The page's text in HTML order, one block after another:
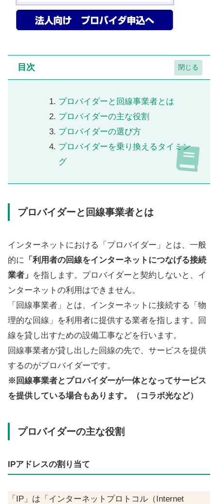
目次
プロバイダーと回線事業者とは
プロバイダーの主な役割
プロバイダーの選び方
プロバイダーを乗り換えるタイミン
グ
プロバイダーと回線事業者とは
インターネットにおける「プロバイダー」とは、一般
的に 「利用者の回線をインターネットにつなげる接続
業者」 を指します。プロバイダーと契約しないと、イ
ンターネットの利用はできません。
「回線事業者」とは、インターネットに接続する「物
理的な回線」を利用者に提供する業者を指します。回
線を貸し出すための設備工事などを行います。
回線事業者が貸し出した回線の先で、サービスを提供
するのがプロバイダーです。
※回線事業者とプロバイダーが一体となってサービス
を提供している場合もあります。（コラボ光など）
プロバイダーの主な役割
IPアドレスの割り当て
「IP」は「インターネットプロトコル（Internet